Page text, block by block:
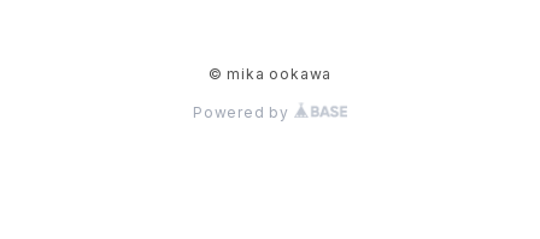
© mika ookawa
Powered by